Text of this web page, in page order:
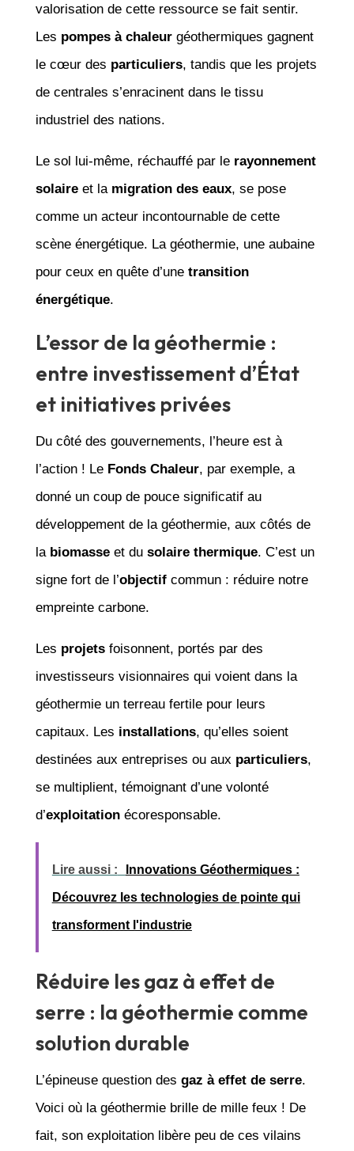
valorisation de cette ressource se fait sentir.
Les pompes à chaleurgéothermiques gagnent
le cœur des particuliers, tandis que les projets
de centrales s’enracinent dans le tissu
industriel des nations.
Le sol lui-même, réchauffé par le rayonnement
solaireet la migration des eaux, se pose
comme un acteur incontournable de cette
scène énergétique. La géothermie, une aubaine
pour ceux en quête d’une transition
énergétique.
L’essor de la géothermie :
entre investissement d’État
et initiatives privées
Du côté des gouvernements, l’heure est à
l’action ! Le Fonds Chaleur, par exemple, a
donné un coup de pouce significatif au
développement de la géothermie, aux côtés de
la biomasseet du solaire thermique. C’est un
signe fort de l’objectifcommun : réduire notre
empreinte carbone.
Les projetsfoisonnent, portés par des
investisseurs visionnaires qui voient dans la
géothermie un terreau fertile pour leurs
capitaux. Les installations, qu’elles soient
destinées aux entreprises ou aux particuliers,
se multiplient, témoignant d’une volonté
d’exploitationécoresponsable.
Lire aussi : Innovations Géothermiques :
Découvrez les technologies de pointe qui
transforment l'industrie
Réduire les gaz à effet de
serre : la géothermie comme
solution durable
L’épineuse question des gaz à effet de serre.
Voici où la géothermie brille de mille feux ! De
fait, son exploitation libère peu de ces vilains